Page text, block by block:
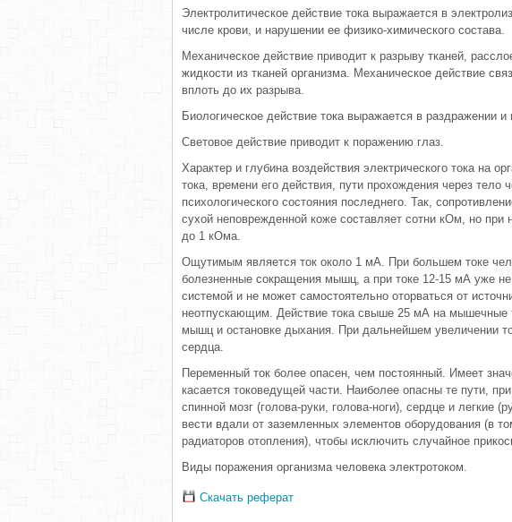
Электролитическое действие тока выражается в
числе крови, и нарушении ее физико-химического состава.
Механическое действие приводит к разрыву тканей,
жидкости из тканей организма. Механическое действие
вплоть до их разрыва.
Биологическое действие тока выражается в раздражении
Световое действие приводит к поражению глаз.
Характер и глубина воздействия электрического тока на
тока, времени его действия, пути прохождения через тело
психологического состояния последнего. Так,
сухой неповрежденной коже составляет сотни кОм, но при
до 1 кОма.
Ощутимым является ток около 1 мА. При большем токе
болезненные сокращения мышц, а при токе 12-15 мА уже
системой и не может самостоятельно оторваться от
неотпускающим. Действие тока свыше 25 мА на мышечные
мышц и остановке дыхания. При дальнейшем увеличении
сердца.
Переменный ток более опасен, чем постоянный. Имеет
касается токоведущей части. Наиболее опасны те пути,
спинной мозг (голова-руки, голова-ноги), сердце и легкие
вести вдали от заземленных элементов оборудования (в
радиаторов отопления), чтобы исключить случайное
Виды поражения организма человека электротоком.
Скачать реферат